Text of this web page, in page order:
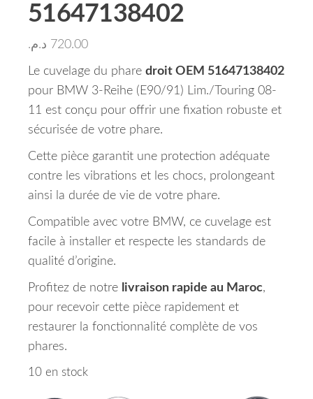
51647138402
720.00 د.م.
Le cuvelage du phare droit OEM 51647138402
pour BMW 3-Reihe (E90/91) Lim./Touring 08-
11 est conçu pour offrir une fixation robuste et
sécurisée de votre phare.
Cette pièce garantit une protection adéquate
contre les vibrations et les chocs, prolongeant
ainsi la durée de vie de votre phare.
Compatible avec votre BMW, ce cuvelage est
facile à installer et respecte les standards de
qualité d’origine.
Profitez de notre livraison rapide au Maroc,
pour recevoir cette pièce rapidement et
restaurer la fonctionnalité complète de vos
phares.
10 en stock